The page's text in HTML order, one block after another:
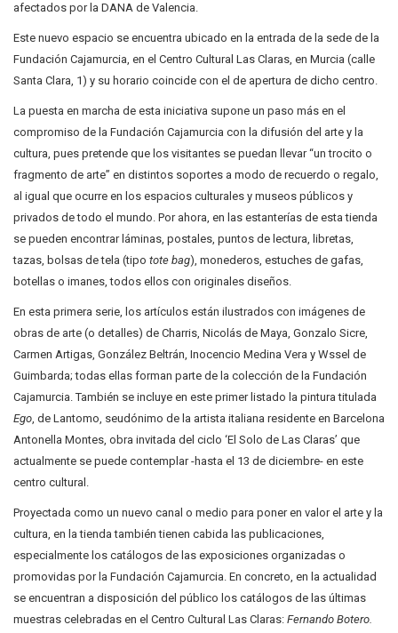
afectados por la DANA de Valencia.
Este nuevo espacio se encuentra ubicado en la entrada de la sede de la
Fundación Cajamurcia, en el Centro Cultural Las Claras, en Murcia (calle
Santa Clara, 1) y su horario coincide con el de apertura de dicho centro.
La puesta en marcha de esta iniciativa supone un paso más en el
compromiso de la Fundación Cajamurcia con la difusión del arte y la
cultura, pues pretende que los visitantes se puedan llevar “un trocito o
fragmento de arte” en distintos soportes a modo de recuerdo o regalo,
al igual que ocurre en los espacios culturales y museos públicos y
privados de todo el mundo. Por ahora, en las estanterías de esta tienda
se pueden encontrar láminas, postales, puntos de lectura, libretas,
tazas, bolsas de tela (tipo tote bag), monederos, estuches de gafas,
botellas o imanes, todos ellos con originales diseños.
En esta primera serie, los artículos están ilustrados con imágenes de
obras de arte (o detalles) de Charris, Nicolás de Maya, Gonzalo Sicre,
Carmen Artigas, González Beltrán, Inocencio Medina Vera y Wssel de
Guimbarda; todas ellas forman parte de la colección de la Fundación
Cajamurcia. También se incluye en este primer listado la pintura titulada
Ego, de Lantomo, seudónimo de la artista italiana residente en Barcelona
Antonella Montes, obra invitada del ciclo ‘El Solo de Las Claras’ que
actualmente se puede contemplar -hasta el 13 de diciembre- en este
centro cultural.
Proyectada como un nuevo canal o medio para poner en valor el arte y la
cultura, en la tienda también tienen cabida las publicaciones,
especialmente los catálogos de las exposiciones organizadas o
promovidas por la Fundación Cajamurcia. En concreto, en la actualidad
se encuentran a disposición del público los catálogos de las últimas
muestras celebradas en el Centro Cultural Las Claras: Fernando Botero.